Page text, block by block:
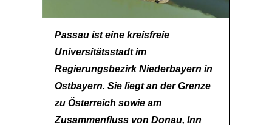
Passau ist eine kreisfreie
Universitätsstadt im
Regierungsbezirk Niederbayern in
Ostbayern. Sie liegt an der Grenze
zu Österreich sowie am
Zusammenfluss von Donau, Inn